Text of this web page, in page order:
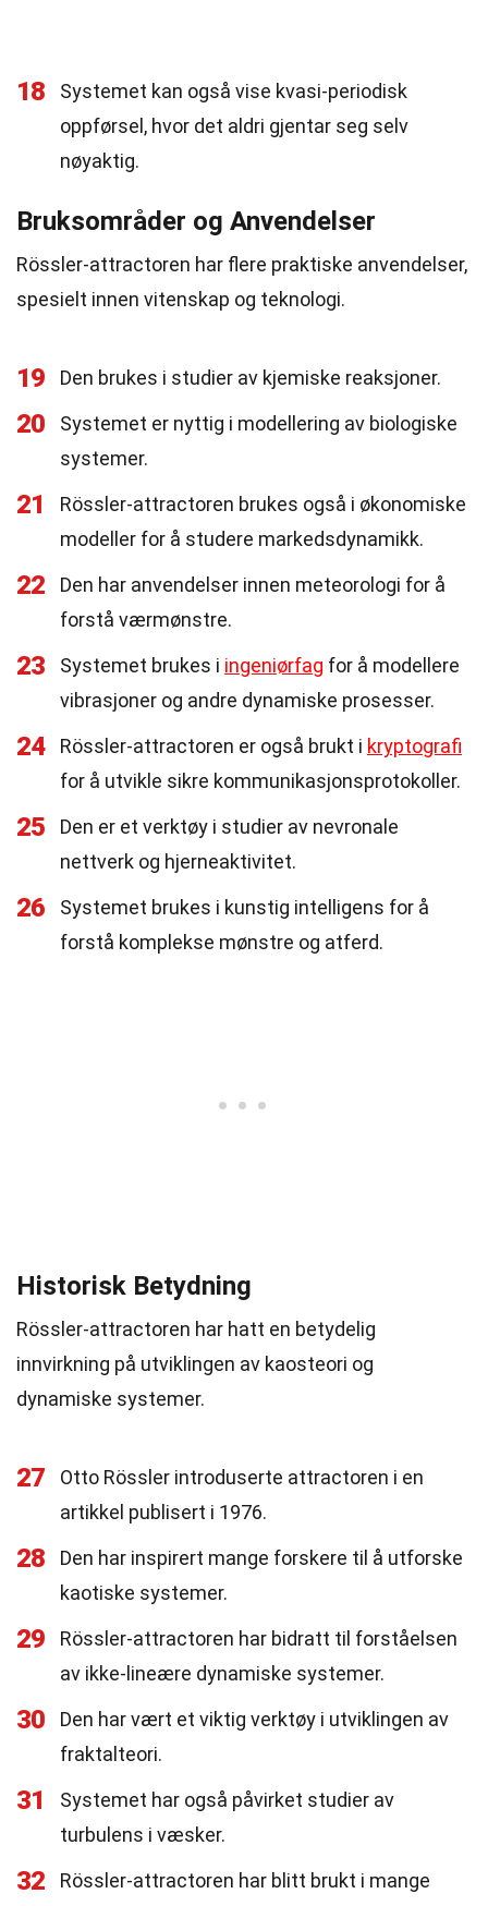
18
Systemet kan også vise kvasi-periodisk
oppførsel, hvor det aldri gjentar seg selv
nøyaktig.
Bruksområder og Anvendelser
Rössler-attractoren har flere praktiske anvendelser,
spesielt innen vitenskap og teknologi.
19 Den brukes i studier av kjemiske reaksjoner.
20
Systemet er nyttig i modellering av biologiske
systemer.
21
Rössler-attractoren brukes også i økonomiske
modeller for å studere markedsdynamikk.
22
Den har anvendelser innen meteorologi for å
forstå værmønstre.
23 Systemet brukes i ingeniørfag for å modellere
vibrasjoner og andre dynamiske prosesser.
24 Rössler-attractoren er også brukt i kryptografi
for å utvikle sikre kommunikasjonsprotokoller.
25
Den er et verktøy i studier av nevronale
nettverk og hjerneaktivitet.
26
Systemet brukes i kunstig intelligens for å
forstå komplekse mønstre og atferd.
Historisk Betydning
Rössler-attractoren har hatt en betydelig
innvirkning på utviklingen av kaosteori og
dynamiske systemer.
27
Otto Rössler introduserte attractoren i en
artikkel publisert i 1976.
28
Den har inspirert mange forskere til å utforske
kaotiske systemer.
29
Rössler-attractoren har bidratt til forståelsen
av ikke-lineære dynamiske systemer.
30
Den har vært et viktig verktøy i utviklingen av
fraktalteori.
31
Systemet har også påvirket studier av
turbulens i væsker.
32
Rössler-attractoren har blitt brukt i mange